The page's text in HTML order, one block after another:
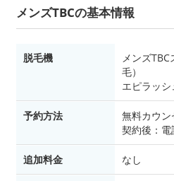
メンズTBCの基本情報
脱毛機
メンズ
毛）
エピラッシ
予約方法
無料カウ
契約後：
追加料金 なし